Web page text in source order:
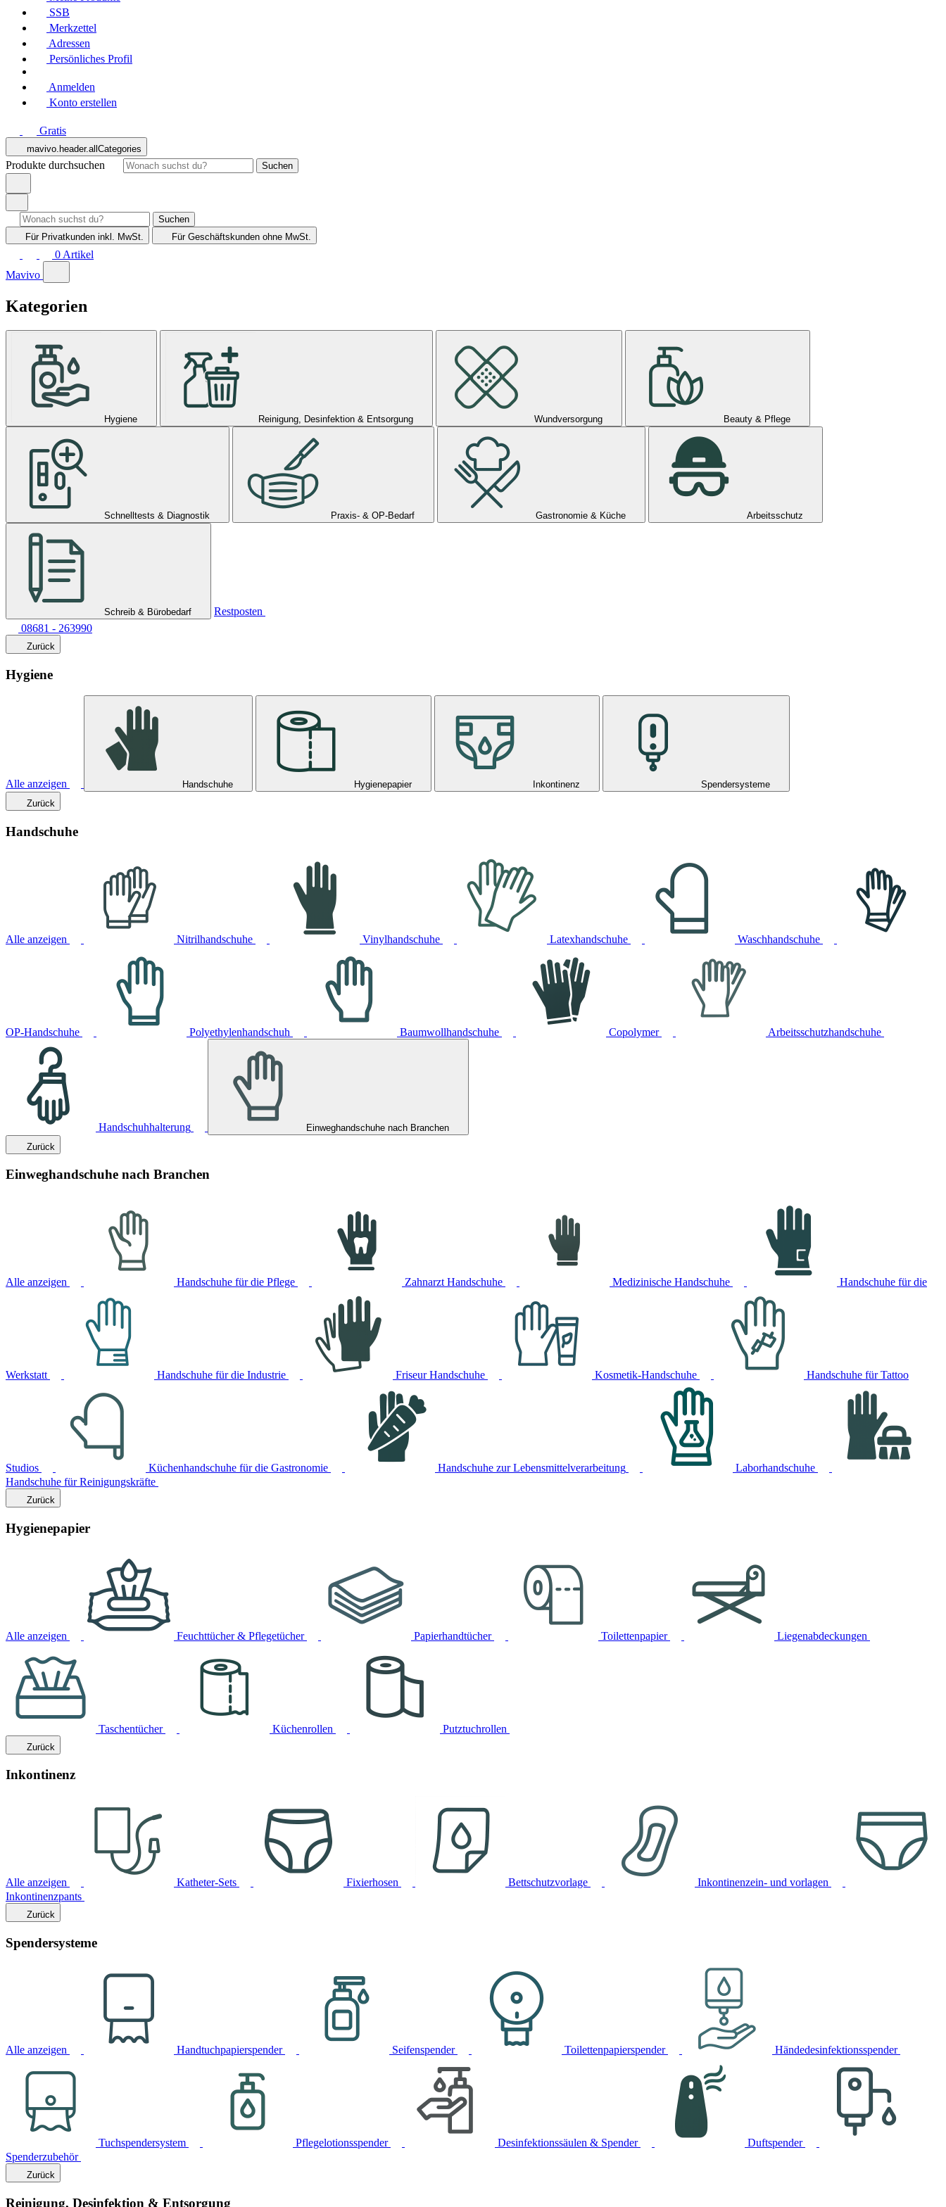
SSB
Merkzettel
Adressen
Persönliches Profil
Anmelden
Konto erstellen
Gratis
mavivo.header.allCategories
Produkte durchsuchen Suchen
Suchen
Für Privatkunden inkl. MwSt. Für Geschäftskunden ohne MwSt.
0 Artikel
Mavivo
Kategorien
Hygiene Reinigung, Desinfektion & Entsorgung Wundversorgung Beauty & Pflege
Schnelltests & Diagnostik Praxis- & OP-Bedarf Gastronomie & Küche Arbeitsschutz
Schreib & Bürobedarf
Restposten
08681 - 263990
Zurück
Hygiene
Alle anzeigen Handschuhe Hygienepapier Inkontinenz
Spendersysteme
Zurück
Handschuhe
Alle anzeigen Nitrilhandschuhe Vinylhandschuhe Latexhandschuhe Waschhandschuhe
OP-Handschuhe Polyethylenhandschuh Baumwollhandschuhe Copolymer Arbeitsschutzhandschuhe
Handschuhhalterung
Einweghandschuhe nach Branchen
Zurück
Einweghandschuhe nach Branchen
Alle anzeigen Handschuhe für die Pflege Zahnarzt Handschuhe Medizinische Handschuhe Handschuhe für die
Werkstatt Handschuhe für die Industrie Friseur Handschuhe Kosmetik-Handschuhe Handschuhe für Tattoo
Studios Küchenhandschuhe für die Gastronomie Handschuhe zur Lebensmittelverarbeitung
Laborhandschuhe
Handschuhe für Reinigungskräfte
Zurück
Hygienepapier
Alle anzeigen Feuchttücher & Pflegetücher Papierhandtücher Toilettenpapier Liegenabdeckungen
Taschentücher Küchenrollen Putztuchrollen
Zurück
Inkontinenz
Alle anzeigen Katheter-Sets Fixierhosen Bettschutzvorlage
Inkontinenzein- und vorlagen
Inkontinenzpants
Zurück
Spendersysteme
Alle anzeigen Handtuchpapierspender Seifenspender Toilettenpapierspender Händedesinfektionsspender
Tuchspendersystem Pflegelotionsspender Desinfektionssäulen & Spender
Duftspender
Spenderzubehör
Zurück
Reinigung, Desinfektion & Entsorgung